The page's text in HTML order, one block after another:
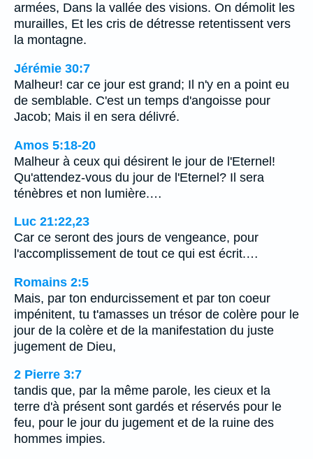
armées, Dans la vallée des visions. On démolit les
murailles, Et les cris de détresse retentissent vers
la montagne.
Jérémie 30:7
Malheur! car ce jour est grand; Il n'y en a point eu
de semblable. C'est un temps d'angoisse pour
Jacob; Mais il en sera délivré.
Amos 5:18-20
Malheur à ceux qui désirent le jour de l'Eternel!
Qu'attendez-vous du jour de l'Eternel? Il sera
ténèbres et non lumière.…
Luc 21:22,23
Car ce seront des jours de vengeance, pour
l'accomplissement de tout ce qui est écrit.…
Romains 2:5
Mais, par ton endurcissement et par ton coeur
impénitent, tu t'amasses un trésor de colère pour le
jour de la colère et de la manifestation du juste
jugement de Dieu,
2 Pierre 3:7
tandis que, par la même parole, les cieux et la
terre d'à présent sont gardés et réservés pour le
feu, pour le jour du jugement et de la ruine des
hommes impies.